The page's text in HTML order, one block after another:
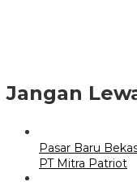
Jangan
Pasar Baru
PT Mitra Patriot